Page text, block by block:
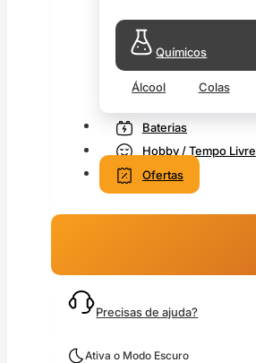
Químicos
Álcool Colas
Baterias
Hobby / Tempo Livre
Ofertas
Precisas de ajuda?
Ativa o Modo Escuro